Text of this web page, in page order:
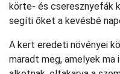
körte- és cseresznyefák
segíti őket a kevésbé
A kert eredeti növényei
maradt meg, amelyek